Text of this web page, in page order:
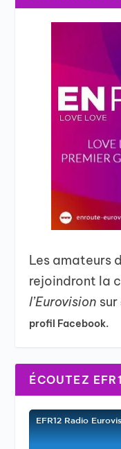
Les amateurs
rejoindront la
l’Eurovision sur
profil Facebook.
ÉCOUTEZ